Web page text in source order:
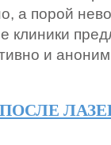
а порой
клиники
и